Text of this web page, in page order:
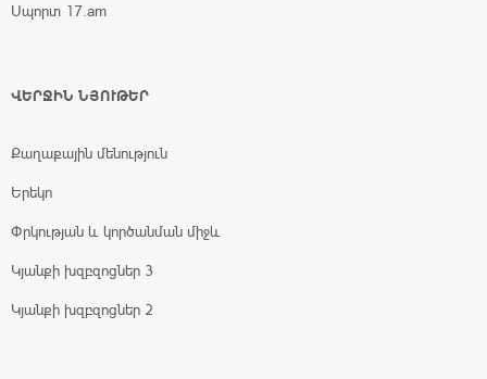
Սպորտ 17.am
ՎԵՐՋԻՆ ՆՅՈՒԹԵՐ
Քաղաքային մենություն
Երեկո
Փրկության և կործանման միջև
Կյանքի խզբզոցներ 3
Կյանքի խզբզոցներ 2